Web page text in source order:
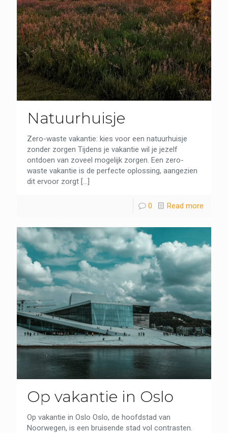
Natuurhuisje
Zero-waste vakantie: kies voor een natuurhuisje
zonder zorgen Tijdens je vakantie wil je jezelf
ontdoen van zoveel mogelijk zorgen. Een zero-
waste vakantie is de perfecte oplossing, aangezien
dit ervoor zorgt […]
0 Read more
Op vakantie in Oslo
Op vakantie in Oslo Oslo, de hoofdstad van
Noorwegen, is een bruisende stad vol contrasten.